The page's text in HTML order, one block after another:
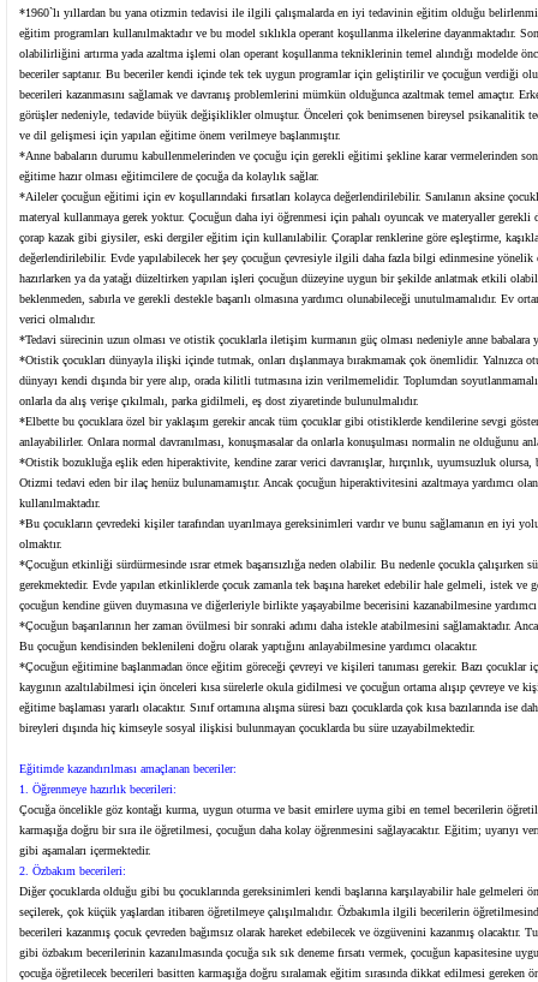
*1960`lı yıllardan bu yana otizmin tedavisi ile ilgili çalışmalarda en iyi tedavinin eğitim olduğu
eğitim programları kullanılmaktadır ve bu model sıklıkla operant koşullanma ilkelerine dayanmaktadır.
olabilirliğini artırma yada azaltma işlemi olan operant koşullanma tekniklerinin temel alındığı modelde
beceriler saptanır. Bu beceriler kendi içinde tek tek uygun programlar için geliştirilir ve çocuğun verdiği
becerileri kazanmasını sağlamak ve davranış problemlerini mümkün olduğunca azaltmak temel amaçtır.
görüşler nedeniyle, tedavide büyük değişiklikler olmuştur. Önceleri çok benimsenen bireysel psikanalitik
ve dil gelişmesi için yapılan eğitime önem verilmeye başlanmıştır.
*Anne babaların durumu kabullenmelerinden ve çocuğu için gerekli eğitimi şekline karar vermelerinden
eğitime hazır olması eğitimcilere de çocuğa da kolaylık sağlar.
*Aileler çocuğun eğitimi için ev koşullarındaki fırsatları kolayca değerlendirilebilir. Sanılanın aksine
materyal kullanmaya gerek yoktur. Çocuğun daha iyi öğrenmesi için pahalı oyuncak ve materyaller
çorap kazak gibi giysiler, eski dergiler eğitim için kullanılabilir. Çoraplar renklerine göre eşleştirme,
değerlendirilebilir. Evde yapılabilecek her şey çocuğun çevresiyle ilgili daha fazla bilgi edinmesine yönelik
hazırlarken ya da yatağı düzeltirken yapılan işleri çocuğun düzeyine uygun bir şekilde anlatmak etkili
beklenmeden, sabırla ve gerekli destekle başarılı olmasına yardımcı olunabileceği unutulmamalıdır. Ev
verici olmalıdır.
*Tedavi sürecinin uzun olması ve otistik çocuklarla iletişim kurmanın güç olması nedeniyle anne
*Otistik çocukları dünyayla ilişki içinde tutmak, onları dışlanmaya bırakmamak çok önemlidir. Yalnızca
dünyayı kendi dışında bir yere alıp, orada kilitli tutmasına izin verilmemelidir. Toplumdan
onlarla da alış verişe çıkılmalı, parka gidilmeli, eş dost ziyaretinde bulunulmalıdır.
*Elbette bu çocuklara özel bir yaklaşım gerekir ancak tüm çocuklar gibi otistiklerde kendilerine sevgi
anlayabilirler. Onlara normal davranılması, konuşmasalar da onlarla konuşulması normalin ne olduğunu
*Otistik bozukluğa eşlik eden hiperaktivite, kendine zarar verici davranışlar, hırçınlık, uyumsuzluk olursa,
Otizmi tedavi eden bir ilaç henüz bulunamamıştır. Ancak çocuğun hiperaktivitesini azaltmaya yardımcı
kullanılmaktadır.
*Bu çocukların çevredeki kişiler tarafından uyarılmaya gereksinimleri vardır ve bunu sağlamanın en iyi
olmaktır.
*Çocuğun etkinliği sürdürmesinde ısrar etmek başarısızlığa neden olabilir. Bu nedenle çocukla çalışırken
gerekmektedir. Evde yapılan etkinliklerde çocuk zamanla tek başına hareket edebilir hale gelmeli, istek ve
çocuğun kendine güven duymasına ve diğerleriyle birlikte yaşayabilme becerisini kazanabilmesine yardımcı
*Çocuğun başarılarının her zaman övülmesi bir sonraki adımı daha istekle atabilmesini sağlamaktadır.
Bu çocuğun kendisinden beklenileni doğru olarak yaptığını anlayabilmesine yardımcı olacaktır.
*Çocuğun eğitimine başlanmadan önce eğitim göreceği çevreyi ve kişileri tanıması gerekir. Bazı çocuklar
kaygının azaltılabilmesi için önceleri kısa sürelerle okula gidilmesi ve çocuğun ortama alışıp çevreye ve
eğitime başlaması yararlı olacaktır. Sınıf ortamına alışma süresi bazı çocuklarda çok kısa bazılarında
bireyleri dışında hiç kimseyle sosyal ilişkisi bulunmayan çocuklarda bu süre uzayabilmektedir.
Eğitimde kazandırılması amaçlanan beceriler:
1. Öğrenmeye hazırlık becerileri:
Çocuğa öncelikle göz kontağı kurma, uygun oturma ve basit emirlere uyma gibi en temel becerilerin
karmaşığa doğru bir sıra ile öğretilmesi, çocuğun daha kolay öğrenmesini sağlayacaktır. Eğitim; uyarıyı
gibi aşamaları içermektedir.
2. Özbakım becerileri:
Diğer çocuklarda olduğu gibi bu çocuklarında gereksinimleri kendi başlarına karşılayabilir hale gelmeleri
seçilerek, çok küçük yaşlardan itibaren öğretilmeye çalışılmalıdır. Özbakımla ilgili becerilerin
becerileri kazanmış çocuk çevreden bağımsız olarak hareket edebilecek ve özgüvenini kazanmış
gibi özbakım becerilerinin kazanılmasında çocuğa sık sık deneme fırsatı vermek, çocuğun kapasitesine
çocuğa öğretilecek becerileri basitten karmaşığa doğru sıralamak eğitim sırasında dikkat edilmesi gereken